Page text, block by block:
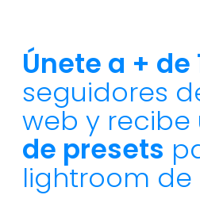
Únete a + de
seguidores
web y recibe
de presets
lightroom de